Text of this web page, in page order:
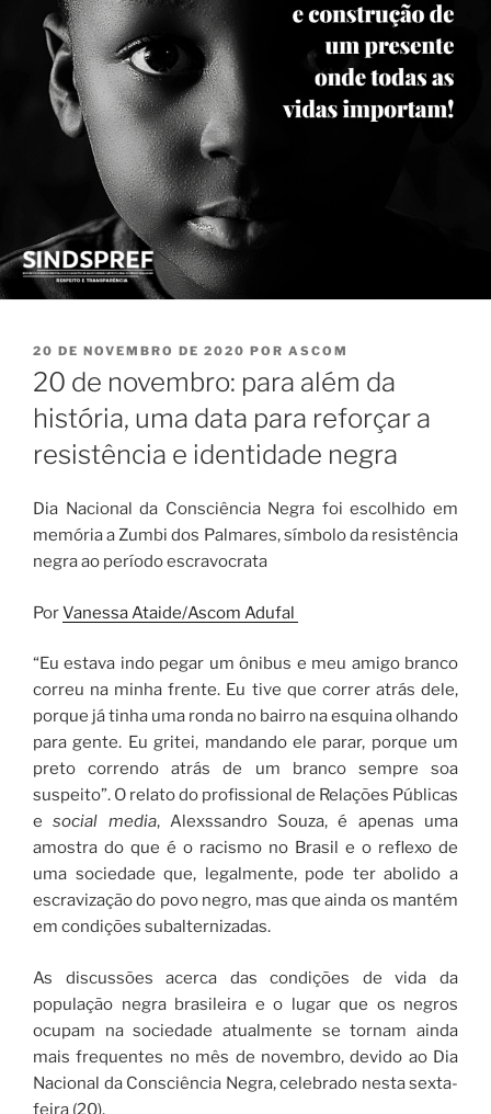
PUBLICADO
EM
20 DE NOVEMBRO DE 2020 POR ASCOM
20 de novembro: para além da
história, uma data para reforçar a
resistência e identidade negra
Dia Nacional da Consciência Negra foi escolhido em
memória a Zumbi dos Palmares, símbolo da resistência
negra ao período escravocrata
PorVanessa Ataide/Ascom Adufal
“Eu estava indo pegar um ônibus e meu amigo branco
correu na minha frente. Eu tive que correr atrás dele,
porque já tinha uma ronda no bairro na esquina olhando
para gente. Eu gritei, mandando ele parar, porque um
preto correndo atrás de um branco sempre soa
suspeito”. O relato do profissional de Relações Públicas
esocial media, Alexssandro Souza, é apenas uma
amostra do que é o racismo no Brasil e o reflexo de
uma sociedade que, legalmente, pode ter abolido a
escravização do povo negro, mas que ainda os mantém
em condições subalternizadas.
As discussões acerca das condições de vida da
população negra brasileira e o lugar que os negros
ocupam na sociedade atualmente se tornam ainda
mais frequentes no mês de novembro, devido ao Dia
Nacional da Consciência Negra, celebrado nesta sexta-
feira (20).